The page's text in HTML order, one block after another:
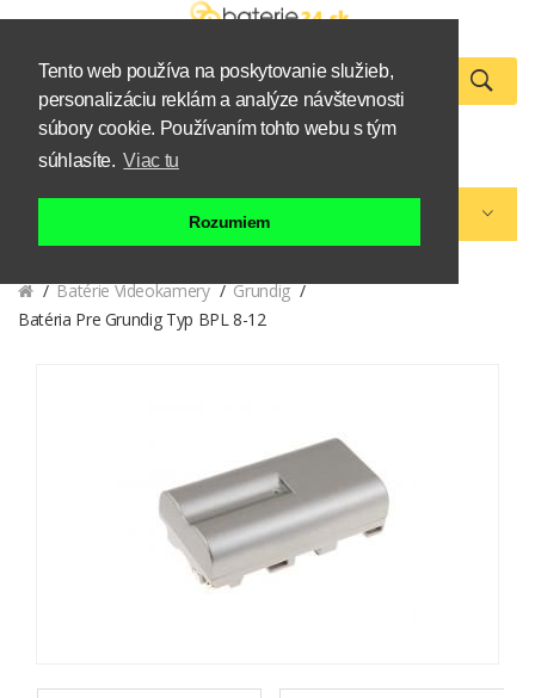
Tento web používa na poskytovanie služieb,
personalizáciu reklám a analýze návštevnosti
súbory cookie. Používaním tohto webu s tým
súhlasíte. Viac tu
Rozumiem
Košík Zákazník
Kategórie eshopu
Batérie Videokamery
Grundig
Batéria Pre Grundig Typ BPL 8-12